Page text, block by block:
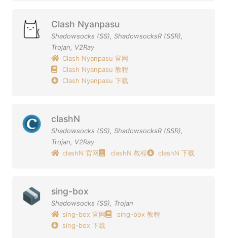
Clash Nyanpasu
Shadowsocks (SS), ShadowsocksR (SSR),
Trojan, V2Ray
Clash Nyanpasu 官网
Clash Nyanpasu 教程
Clash Nyanpasu 下载
clashN
Shadowsocks (SS), ShadowsocksR (SSR),
Trojan, V2Ray
clashN 官网
clashN 教程 clashN 下载
sing-box
Shadowsocks (SS), Trojan
sing-box 官网
sing-box 教程
sing-box 下载